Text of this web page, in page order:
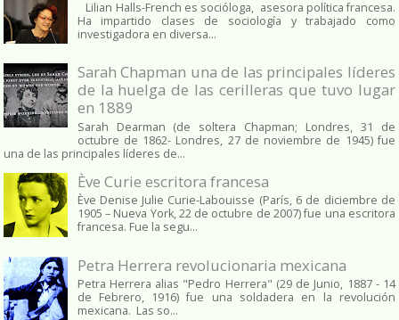
Lilian Halls-French es socióloga, asesora política francesa.
Ha impartido clases de sociología y trabajado como
investigadora en diversa...
Sarah Chapman una de las principales líderes
de la huelga de las cerilleras que tuvo lugar
en 1889
Sarah Dearman (de soltera Chapman; Londres, 31 de
octubre de 1862​- Londres, 27 de noviembre de 1945)​ fue
una de las principales líderes de...
Ève Curie escritora francesa
Ève Denise Julie Curie-Labouisse (París, 6 de diciembre de
1905 – Nueva York, 22 de octubre de 2007) fue una escritora
francesa. Fue la segu...
Petra Herrera revolucionaria mexicana
Petra Herrera alias "Pedro Herrera" (29 de Junio, 1887 - 14
de Febrero, 1916) fue una soldadera en la revolución
mexicana. Las so...